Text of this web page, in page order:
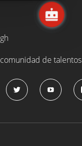
de talentos